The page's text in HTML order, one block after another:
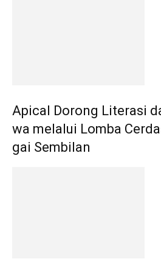
Apical Dorong Literasi
wa melalui Lomba
gai Sembilan